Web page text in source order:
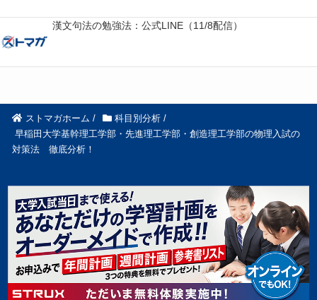
漢文句法の勉強法：公式LINE（11/8配信）
ストマガホーム / 科目別分析 /
早稲田大学基幹理工学部・先進理工学部・創造理工学部の物理入試の
対策法 徹底分析！